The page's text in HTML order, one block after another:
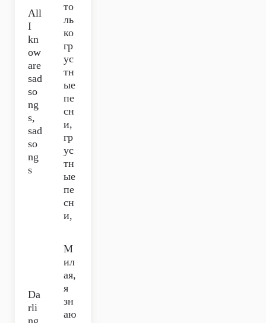
All
I
kn
ow
are
sad
so
ng
s,
sad
so
ng
s
то
ль
ко
гр
ус
тн
ые
пе
сн
и,
гр
ус
тн
ые
пе
сн
и,
Da
rli
ng,
М
ил
ая,
я
зн
аю